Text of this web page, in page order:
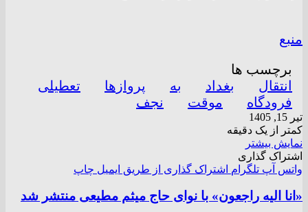
منبع
برچسب ها
انتقال
بغداد به پروازها
تعطیلی
فرودگاه
موقت نجف
تیر 15, 1405
کمتر از یک دقیقه
نمایش بیشتر
اشتراک گذاری
واتس آپ تلگرام اشتراک گذاری از طریق ایمیل چاپ
«انا الیه راجعون» با نوای حاج میثم مطیعی منتشر شد